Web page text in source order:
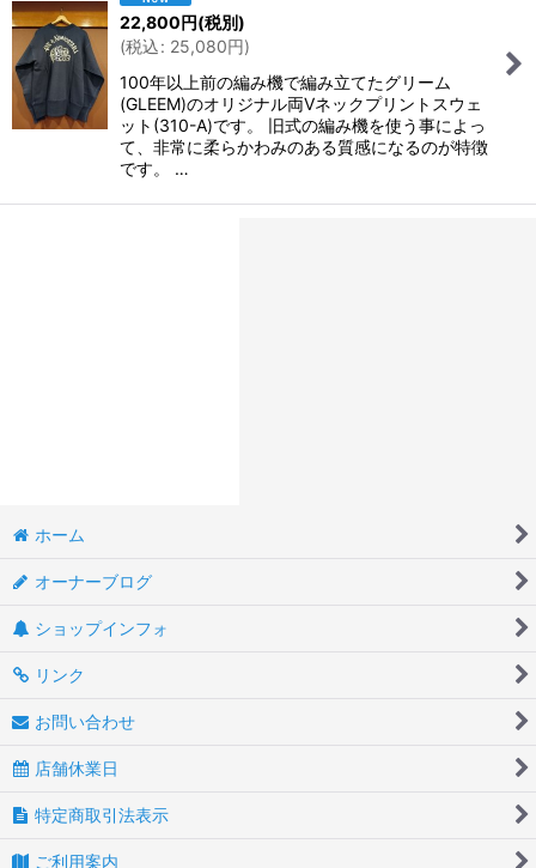
22,800円(税別)
(税込: 25,080円)
100年以上前の編み機で編み立てたグリーム
(GLEEM)のオリジナル両Vネックプリントスウェ
ット(310-A)です。 旧式の編み機を使う事によっ
て、非常に柔らかわみのある質感になるのが特徴
です。 …
ホーム
オーナーブログ
ショップインフォ
リンク
お問い合わせ
店舗休業日
特定商取引法表示
ご利用案内